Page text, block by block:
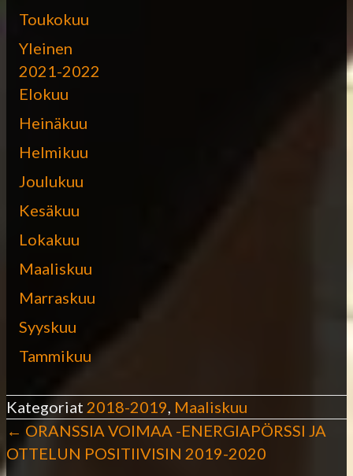
Toukokuu
Yleinen
2021-2022
Elokuu
Heinäkuu
Helmikuu
Joulukuu
Kesäkuu
Lokakuu
Maaliskuu
Marraskuu
Syyskuu
Tammikuu
Kategoriat 2018-2019 Maaliskuu
P
← ORANSSIA VOIMAA -ENERGIAPÖRSSI JA
OTTELUN POSITIIVISIN 2019-2020